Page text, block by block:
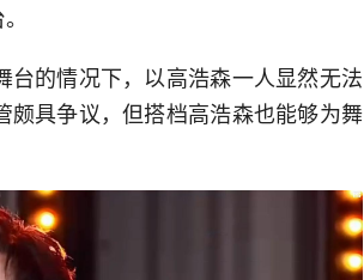
的情况下，以高浩森一人显然无法
具争议，但搭档高浩森也能够为舞